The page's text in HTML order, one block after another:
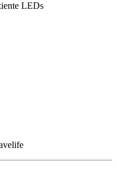
LEDs